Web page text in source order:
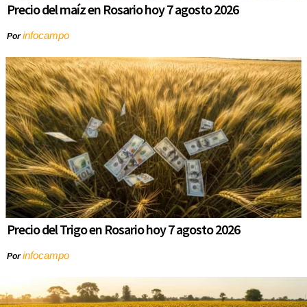
Precio del maíz en Rosario hoy 7 agosto 2026
Porinfocampo
Precio del Trigo en Rosario hoy 7 agosto 2026
Porinfocampo